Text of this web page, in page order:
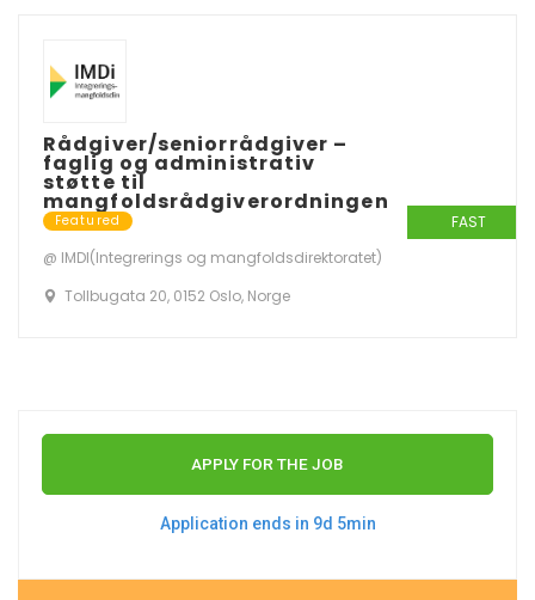
Rådgiver/seniorrådgiver –
faglig og administrativ
støtte til
mangfoldsrådgiverordningen
Featured
@ IMDI(Integrerings og mangfoldsdirektoratet)
Tollbugata 20, 0152 Oslo, Norge
FAST
APPLY FOR THE JOB
Application ends in 9d 5min